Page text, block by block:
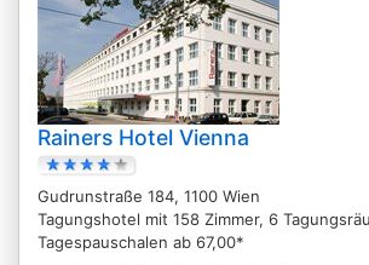
Rainers Hotel Vienna
Gudrunstraße 184, 1100 Wien
Tagungshotel mit 158 Zimmer, 6
Tagespauschalen ab 67,00*